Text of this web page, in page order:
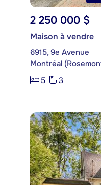
2 250 000 $
Maison à vendre
6915, 9e Avenue
Montréal
5
3